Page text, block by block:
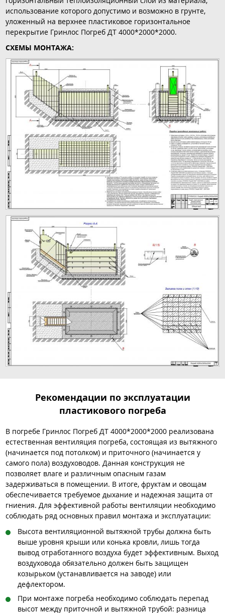
использование которого допустимо и возможно в грунте,
уложенный на верхнее пластиковое горизонтальное
перекрытие Гринлос Погреб ДТ 4000*2000*2000.
СХЕМЫ МОНТАЖА:
Рекомендации по эксплуатации
пластикового погреба
В погребе Гринлос Погреб ДТ 4000*2000*2000 реализована
естественная вентиляция погреба, состоящая из вытяжного
(начинается под потолком) и приточного (начинается у
самого пола) воздуховодов. Данная конструкция не
позволяет влаге и различным опасным газам
задерживаться в помещении. В итоге, фруктам и овощам
обеспечивается требуемое дыхание и надежная защита от
гниения. Для эффективной работы вентиляции необходимо
соблюдать ряд основных правил монтажа и эксплуатации:
Высота вентиляционной вытяжной трубы должна быть
выше уровня крыши или конька кровли, лишь тогда
вывод отработанного воздуха будет эффективным. Выход
воздуховода обязательно должен быть защищен
козырьком (устанавливается на заводе) или
дефлектором.
При монтаже погреба необходимо соблюдать перепад
высот между приточной и вытяжной трубой: разница